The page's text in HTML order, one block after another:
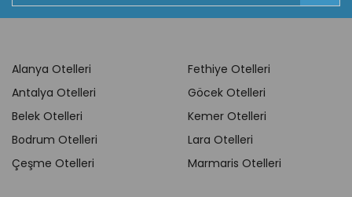
Alanya Otelleri
Antalya Otelleri
Belek Otelleri
Bodrum Otelleri
Çeşme Otelleri
Fethiye Otelleri
Göcek Otelleri
Kemer Otelleri
Lara Otelleri
Marmaris Otelleri